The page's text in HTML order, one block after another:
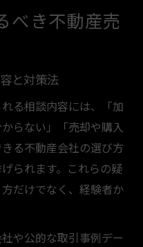
べき不動産売
と対策法
る相談内容には、「加
らない」「売却や購入
る不動産会社の選び方
られます。これらの疑
だけでなく、経験者か
や公的な取引事例デー